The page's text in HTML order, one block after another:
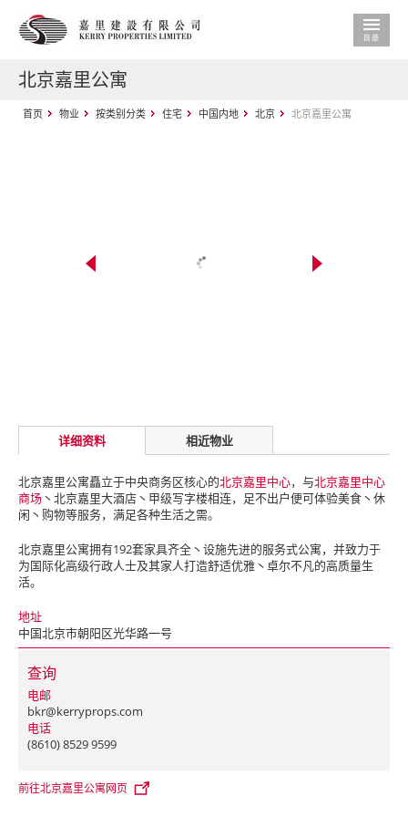
北京嘉里公寓
首页 物业 按类别分类 住宅 中国内地 北京 北京嘉里公寓
详细资料 相近物业
北京嘉里公寓矗立于中央商务区核心的北京嘉里中心，与北京嘉里中心
商场丶北京嘉里大酒店丶甲级写字楼相连，足不出户便可体验美食丶休
闲丶购物等服务，满足各种生活之需。
北京嘉里公寓拥有192套家具齐全丶设施先进的服务式公寓，并致力于
为国际化高级行政人士及其家人打造舒适优雅丶卓尔不凡的高质量生
活。
地址
中国北京市朝阳区光华路一号
查询
电邮
bkr@kerryprops.com
电话
(8610) 8529 9599
前往北京嘉里公寓网页